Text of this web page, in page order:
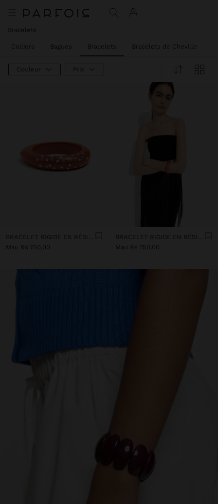
Bracelets
Colliers Bagues Bracelets Bracelets de Cheville
Couleur Prix
BRACELET RIGIDE EN RÉSINE AVEC DES POIS
Mau Rs 750,00
BRACELET RIGIDE EN RÉSINE AVEC DES POIS
Mau Rs 750,00